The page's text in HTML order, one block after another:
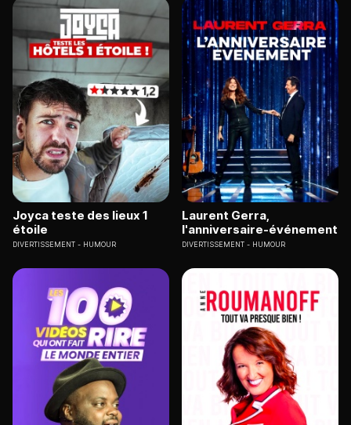
Joyca teste des lieux 1
étoile
DIVERTISSEMENT HUMOUR
Laurent Gerra,
l'anniversaire-événement
DIVERTISSEMENT HUMOUR